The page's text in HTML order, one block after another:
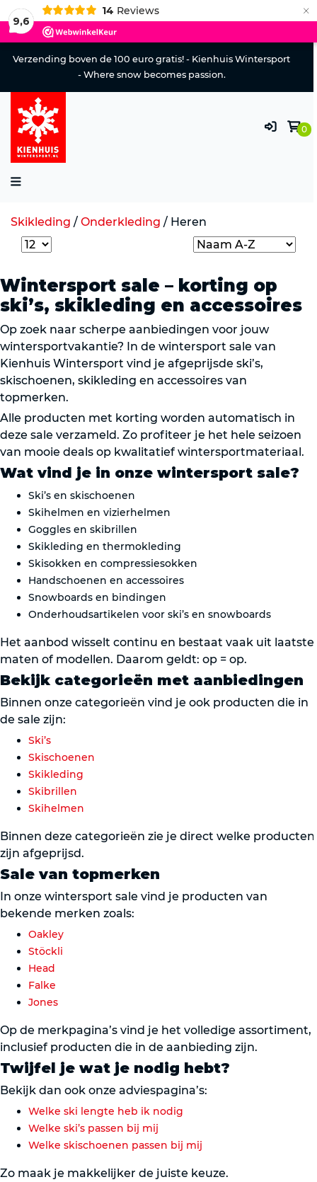
9,6
14 Reviews ×
Verzending boven de 100 euro gratis! - Kienhuis Wintersport
- Where snow becomes passion.
0
Skikleding / Onderkleding / Heren
Wintersport sale – korting op
ski’s, skikleding en accessoires
Op zoek naar scherpe aanbiedingen voor jouw
wintersportvakantie? In de wintersport sale van
Kienhuis Wintersport vind je afgeprijsde ski’s,
skischoenen, skikleding en accessoires van
topmerken.
Alle producten met korting worden automatisch in
deze sale verzameld. Zo profiteer je het hele seizoen
van mooie deals op kwalitatief wintersportmateriaal.
Wat vind je in onze wintersport sale?
Ski’s en skischoenen
Skihelmen en vizierhelmen
Goggles en skibrillen
Skikleding en thermokleding
Skisokken en compressiesokken
Handschoenen en accessoires
Snowboards en bindingen
Onderhoudsartikelen voor ski’s en snowboards
Het aanbod wisselt continu en bestaat vaak uit laatste
maten of modellen. Daarom geldt: op = op.
Bekijk categorieën met aanbiedingen
Binnen onze categorieën vind je ook producten die in
de sale zijn:
Ski’s
Skischoenen
Skikleding
Skibrillen
Skihelmen
Binnen deze categorieën zie je direct welke producten
zijn afgeprijsd.
Sale van topmerken
In onze wintersport sale vind je producten van
bekende merken zoals:
Oakley
Stöckli
Head
Falke
Jones
Op de merkpagina’s vind je het volledige assortiment,
inclusief producten die in de aanbieding zijn.
Twijfel je wat je nodig hebt?
Bekijk dan ook onze adviespagina’s:
Welke ski lengte heb ik nodig
Welke ski’s passen bij mij
Welke skischoenen passen bij mij
Zo maak je makkelijker de juiste keuze.